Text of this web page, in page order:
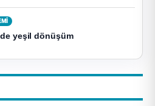
yeşil dönüşüm